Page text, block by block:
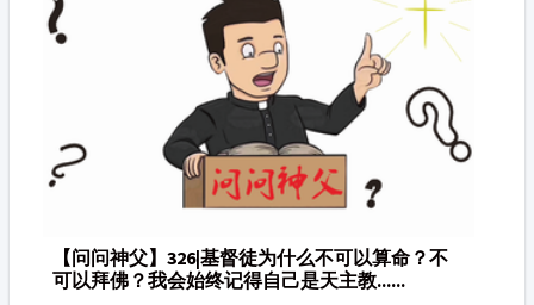
【问问神父】326|基督徒为什么不可以算命？不
可以拜佛？我会始终记得自己是天主教......